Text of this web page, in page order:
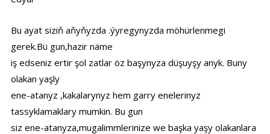
Bu ayat siziň aňyňyzda .ýyregynyzda möhürlenmegi
gerek.Bü gun,hazir näme
iş edseniz ertir şol zatlar öz başynyza düşuyşy anyk. Buny
olakan yaşly
ene-atanyz ,kakalarynyz hem garry enelerinyz
tassyklamaklary mumkin. Bu gun
siz ene-atanyza,mugalimmlerinize we başka yaşy olakanlara